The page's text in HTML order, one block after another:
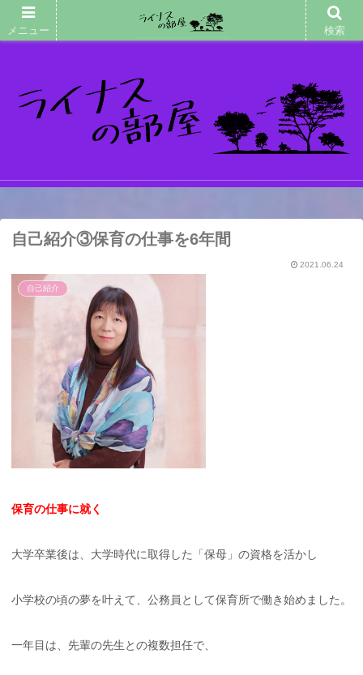
マッサージメニュー(改訂
自己紹介③保育の仕事を6年間
2021.06.24
自己紹介
保育の仕事に就く
大学卒業後は、大学時代に取得した「保母」の資格を活かし
小学校の頃の夢を叶えて、公務員として保育所で働き始めました。
一年目は、先輩の先生との複数担任で、
メニュー 検索